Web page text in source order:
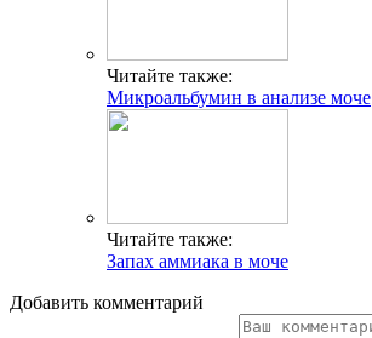
Читайте также:
Микроальбумин в анализе моче
Читайте также:
Запах аммиака в моче
Добавить комментарий